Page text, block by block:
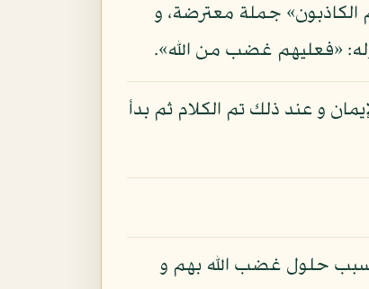
الكاذبون» جملة معترضة، و
«فعليهم غضب من الله».
و عند ذلك تم الكلام ثم بدأ
لسبب حلول غضب الله بهم و